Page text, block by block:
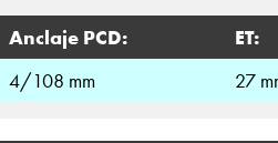
Anclaje PCD: ET:
4/108 mm
27